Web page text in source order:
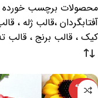
محصولات برچسب خورده
آفتابگردان ،قالب ژله ،
کیک ، قالب برنج ، قالب
فروخته
شده